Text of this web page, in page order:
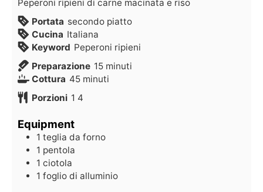
Peperoni ripieni di carne macinata e riso
Portata secondo piatto
Cucina Italiana
Keyword Peperoni ripieni
Preparazione 15 minuti
Cottura 45 minuti
Porzioni 1 4
Equipment
1 teglia da forno
1 pentola
1 ciotola
1 foglio di alluminio